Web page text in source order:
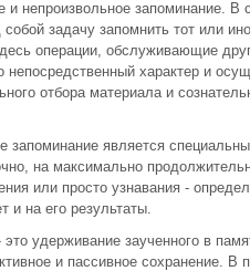
и непроизвольное запоминание. В
собой задачу запомнить тот или
операции, обслуживающие
непосредственный характер и
отбора материала и
запоминание является
на максимально
или просто узнавания -
и на его результаты.
удерживание заученного в
и пассивное сохранение.